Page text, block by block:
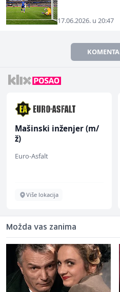
17.06.2026. u 20:47
Mašinski inženjer (m/
ž)
Euro-Asfalt
Više lokacija
Možda vas zanima